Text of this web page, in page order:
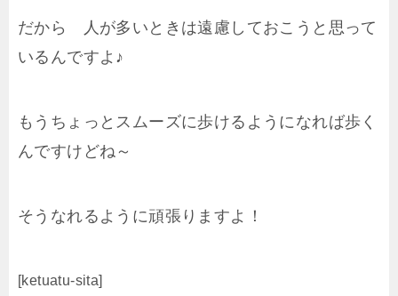
だから 人が多いときは遠慮しておこうと思って
いるんですよ♪
もうちょっとスムーズに歩けるようになれば歩く
んですけどね～
そうなれるように頑張りますよ！
[ketuatu-sita]